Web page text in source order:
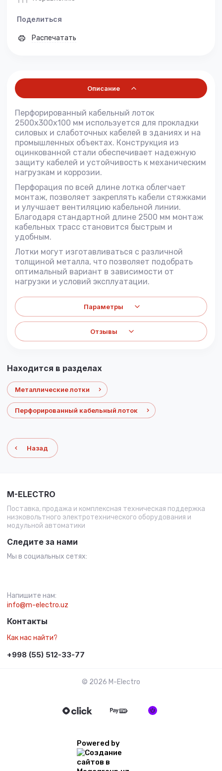
Поделиться
Распечатать
Описание
Перфорированный кабельный лоток
2500x300x100 мм используется для прокладки
силовых и слаботочных кабелей в зданиях и на
промышленных объектах. Конструкция из
оцинкованной стали обеспечивает надежную
защиту кабелей и устойчивость к механическим
нагрузкам и коррозии.
Перфорация по всей длине лотка облегчает
монтаж, позволяет закреплять кабели стяжками
и улучшает вентиляцию кабельной линии.
Благодаря стандартной длине 2500 мм монтаж
кабельных трасс становится быстрым и
удобным.
Лотки могут изготавливаться с различной
толщиной металла, что позволяет подобрать
оптимальный вариант в зависимости от
нагрузки и условий эксплуатации.
Параметры
Отзывы
Находится в разделах
Металлические лотки
Перфорированный кабельный лоток
Назад
M-ELECTRO
Поставка, продажа и комплексная техническая поддержка
низковольтного электротехнического оборудования и
модульной автоматики
Следите за нами
Мы в социальных сетях:
Напишите нам:
info@m-electro.uz
Контакты
Как нас найти?
+998 (55) 512-33-77
© 2026 M-Electro
Powered by